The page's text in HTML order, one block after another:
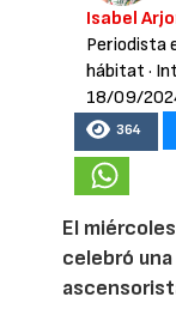
Isabel
Periodista
hábitat ·
18/09/
364
El
celebró